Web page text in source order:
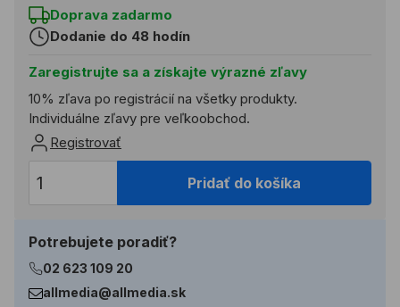
Doprava zadarmo
Dodanie do 48 hodín
Zaregistrujte sa a získajte výrazné zľavy
10% zľava po registrácií na všetky produkty.
Individuálne zľavy pre veľkoobchod.
Registrovať
Pridať do košíka
Potrebujete poradiť?
02 623 109 20
allmedia@allmedia.sk